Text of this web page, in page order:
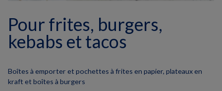
Pour frites, burgers,
kebabs et tacos
Boîtes à emporter et pochettes à frites en papier, plateaux en
kraft et boîtes à burgers